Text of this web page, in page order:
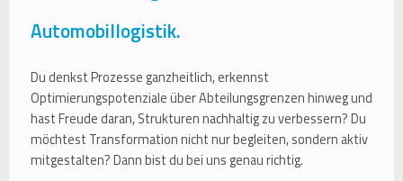
Automobillogistik.
Du denkst Prozesse ganzheitlich, erkennst
Optimierungspotenziale über Abteilungsgrenzen hinweg und
hast Freude daran, Strukturen nachhaltig zu verbessern? Du
möchtest Transformation nicht nur begleiten, sondern aktiv
mitgestalten? Dann bist du bei uns genau richtig.